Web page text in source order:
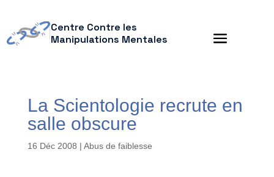
Centre Contre les
Manipulations Mentales
La Scientologie recrute en
salle obscure
16 Déc 2008 | Abus de faiblesse